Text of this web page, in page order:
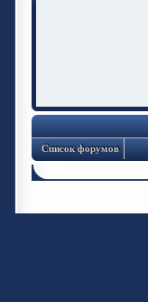
Список форумов